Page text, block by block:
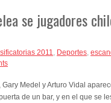
se jugadores
2011, Deportes,
Gary Medel y Arturo Vidal
de un bar, y en el que se